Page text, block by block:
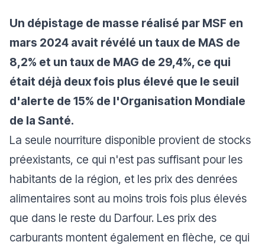
Un dépistage de masse réalisé par MSF en
mars 2024 avait révélé un taux de MAS de
8,2% et un taux de MAG de 29,4%, ce qui
était déjà deux fois plus élevé que le seuil
d'alerte de 15% de l'Organisation Mondiale
de la Santé.
La seule nourriture disponible provient de stocks
préexistants, ce qui n'est pas suffisant pour les
habitants de la région, et les prix des denrées
alimentaires sont au moins trois fois plus élevés
que dans le reste du Darfour. Les prix des
carburants montent également en flèche, ce qui